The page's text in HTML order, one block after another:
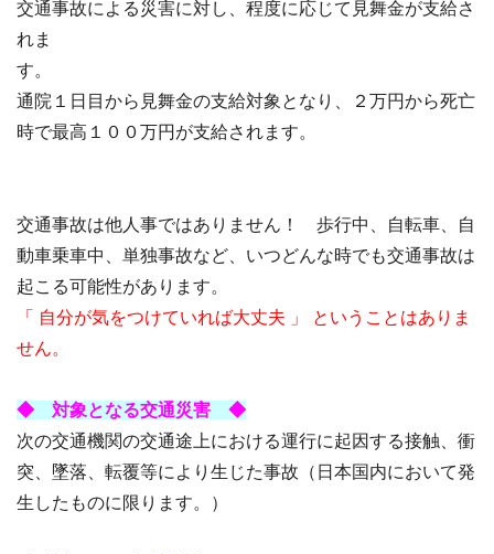
交通事故による災害に対し、程度に応じて見舞金が支給さ
れま
す。
通院１日目から見舞金の支給対象となり、２万円から死亡
時で最高１００万円が支給されます。
交通事故は他人事ではありません！ 歩行中、自転車、自
動車乗車中、単独事故など、いつどんな時でも交通事故は
起こる可能性があります。
「 自分が気をつけていれば大丈夫 」 ということはありま
せん。
◆ 対象となる交通災害 ◆
次の交通機関の交通途上における運行に起因する接触、衝
突、墜落、転覆等により生じた事故（日本国内において発
生したものに限ります。）